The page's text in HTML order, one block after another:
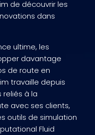
de découvrir les
dans
ultime, les
davantage
de route en
travaille depuis
à la
avec ses clients,
outils de simulation
Fluid